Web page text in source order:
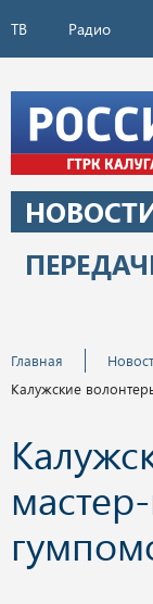
ТВ Радио
Главная
Калужские